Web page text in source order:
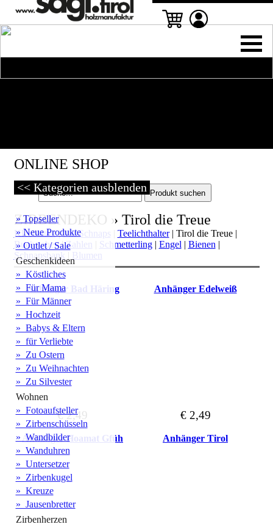
ONLINE SHOP
<< Kategorien ausblenden
» Topseller
» Neue Produkte
» Outlet / Sale
Geschenkideen
» Köstliches
» Für Mama
» Für Männer
» Hochzeit
» Babys & Eltern
» für Verliebte
» Zu Ostern
» Zu Weihnachten
» Zu Silvester
Wohnen
» Fotoaufsteller
» Zirbenschüsseln
» Wandbilder
» Wanduhren
» Untersetzer
» Zirbenkugel
» Kreuze
» Jausenbretter
Zirbenherzen
ZIRBENDEKO » Tirol die Treue
Kleeblätter|Mit Schnaps Teelichthalter| Tirol die Treue|
Buchstaben|Zahlen Schmetterling| Engel | Bienen |
Schnapsbank
Blumen
Anhänger Bad Häring
€ 2,49
Anhänger Edelweiß
€ 2,49
Anhänger Hoamat Gfüh Anhänger Tirol